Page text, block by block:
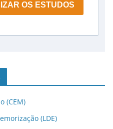
OS ESTUDOS
(CEM)
(LDE)